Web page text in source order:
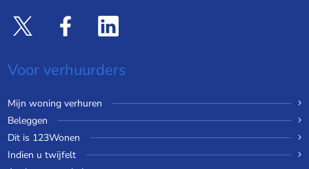
Voor verhuurders
Mijn woning verhuren
Beleggen
Dit is 123Wonen
Indien u twijfelt